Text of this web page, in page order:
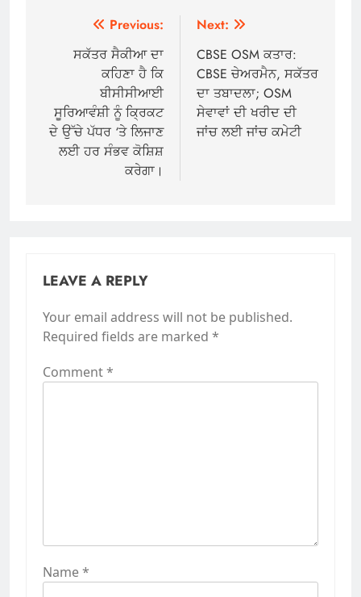
navigation
Previous:
ਸਕੱਤਰ ਸੈਕੀਆ ਦਾ
ਕਹਿਣਾ ਹੈ ਕਿ
ਬੀਸੀਸੀਆਈ
ਸੂਰਿਆਵੰਸ਼ੀ ਨੂੰ ਕ੍ਰਿਕਟ
ਦੇ ਉੱਚੇ ਪੱਧਰ ‘ਤੇ ਲਿਜਾਣ
ਲਈ ਹਰ ਸੰਭਵ ਕੋਸ਼ਿਸ਼
ਕਰੇਗਾ।
Next:
CBSE OSM ਕਤਾਰ:
CBSE ਚੇਅਰਮੈਨ, ਸਕੱਤਰ
ਦਾ ਤਬਾਦਲਾ; OSM
ਸੇਵਾਵਾਂ ਦੀ ਖਰੀਦ ਦੀ
ਜਾਂਚ ਲਈ ਜਾਂਚ ਕਮੇਟੀ
LEAVE A REPLY
Your email address will not be published.
Required fields are marked *
Comment*
Name*